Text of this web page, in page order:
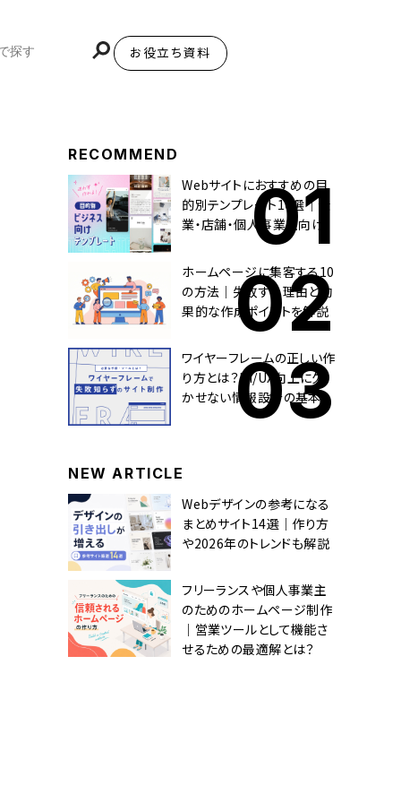
お役立ち資料
RECOMMEND
Webサイトにおすすめの目
的別テンプレート10選｜企
業・店舗・個人事業主向け
ホームページに集客する10
の方法｜失敗する理由と効
果的な作成ポイントを解説
ワイヤーフレームの正しい作
り方とは？UI/UX向上に欠
かせない情報設計の基本
NEW ARTICLE
Webデザインの参考になる
まとめサイト14選｜作り方
や2026年のトレンドも解説
フリーランスや個人事業主
のためのホームページ制作
｜営業ツールとして機能さ
せるための最適解とは？